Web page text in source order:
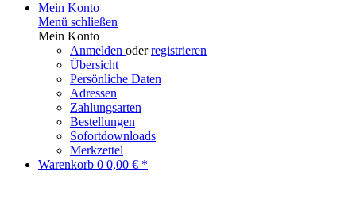
Mein Konto
Menü schließen
Mein Konto
Anmelden oderregistrieren
Übersicht
Persönliche Daten
Adressen
Zahlungsarten
Bestellungen
Sofortdownloads
Merkzettel
Warenkorb 0 0,00 € *